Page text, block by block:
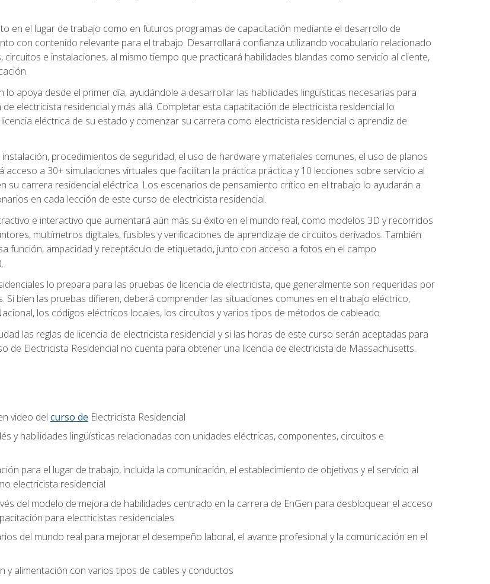
en el lugar de trabajo como en futuros programas de capacitación mediante el desarrollo de
con contenido relevante para el trabajo. Desarrollará confianza utilizando vocabulario relacionado
e instalaciones, al mismo tiempo que practicará habilidades blandas como servicio al cliente,
lo apoya desde el primer día, ayudándole a desarrollar las habilidades lingüísticas necesarias para
electricista residencial y más allá. Completar esta capacitación de electricista residencial lo
eléctrica de su estado y comenzar su carrera como electricista residencial o aprendiz de
procedimientos de seguridad, el uso de hardware y materiales comunes, el uso de planos
acceso a 30+ simulaciones virtuales que facilitan la práctica práctica y 10 lecciones sobre servicio al
su carrera residencial eléctrica. Los escenarios de pensamiento crítico en el trabajo lo ayudarán a
en cada lección de este curso de electricista residencial.
e interactivo que aumentará aún más su éxito en el mundo real, como modelos 3D y recorridos
multímetros digitales, fusibles y verificaciones de aprendizaje de circuitos derivados. También
función, ampacidad y receptáculo de etiquetado, junto con acceso a fotos en el campo
lo prepara para las pruebas de licencia de electricista, que generalmente son requeridas por
Si bien las pruebas difieren, deberá comprender las situaciones comunes en el trabajo eléctrico,
los códigos eléctricos locales, los circuitos y varios tipos de métodos de cableado.
las reglas de licencia de electricista residencial y si las horas de este curso serán aceptadas para
de Electricista Residencial no cuenta para obtener una licencia de electricista de Massachusetts.
video del curso de Electricista Residencial
y habilidades lingüísticas relacionadas con unidades eléctricas, componentes, circuitos e
para el lugar de trabajo, incluida la comunicación, el establecimiento de objetivos y el servicio al
electricista residencial
del modelo de mejora de habilidades centrado en la carrera de EnGen para desbloquear el acceso
para electricistas residenciales
del mundo real para mejorar el desempeño laboral, el avance profesional y la comunicación en el
y alimentación con varios tipos de cables y conductos